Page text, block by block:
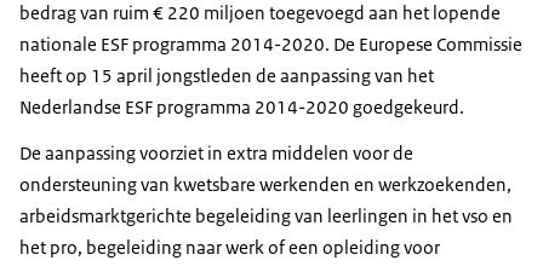
bedrag van ruim € 220 miljoen toegevoegd aan het lopende
nationale ESF programma 2014-2020. De Europese Commissie
heeft op 15 april jongstleden de aanpassing van het
Nederlandse ESF programma 2014-2020 goedgekeurd.
De aanpassing voorziet in extra middelen voor de
ondersteuning van kwetsbare werkenden en werkzoekenden,
arbeidsmarktgerichte begeleiding van leerlingen in het vso en
het pro, begeleiding naar werk of een opleiding voor